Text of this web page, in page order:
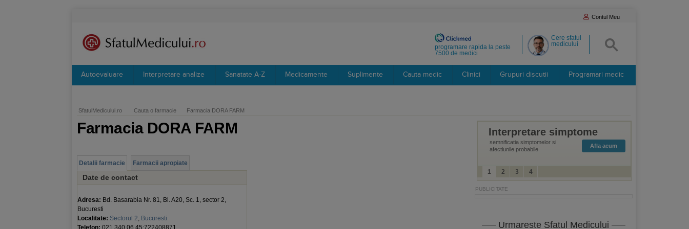
Contul Meu
Cere sfatul
medicului
programare rapida la peste
7500 de medici
Autoevaluare Interpretare analize Sanatate A-Z Medicamente Suplimente Cauta medic Clinici Grupuri discutii Programari medic
SfatulMedicului.ro Cauta o farmacie Farmacia DORA FARM
Farmacia DORA FARM
Detalii farmacie Farmacii apropiate
Date de contact
Adresa: Bd. Basarabia Nr. 81, Bl. A20, Sc. 1, sector 2,
Bucuresti
Localitate: Sectorul 2, Bucuresti
Telefon: 021.340.06.45;722408871
Interpretare simptome
semnificatia simptomelor si
afectiunile probabile
Afla acum
1 2 3 4
Urmareste Sfatul Medicului